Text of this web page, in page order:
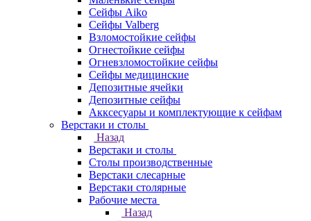
Сейфы Aiko
Сейфы Valberg
Взломостойкие сейфы
Огнестойкие сейфы
Огневзломостойкие сейфы
Сейфы медицинские
Депозитные ячейки
Депозитные сейфы
Акксесуары и комплектующие к сейфам
Верстаки и столы
Назад
Верстаки и столы
Столы производственные
Верстаки слесарные
Верстаки столярные
Рабочие места
Назад